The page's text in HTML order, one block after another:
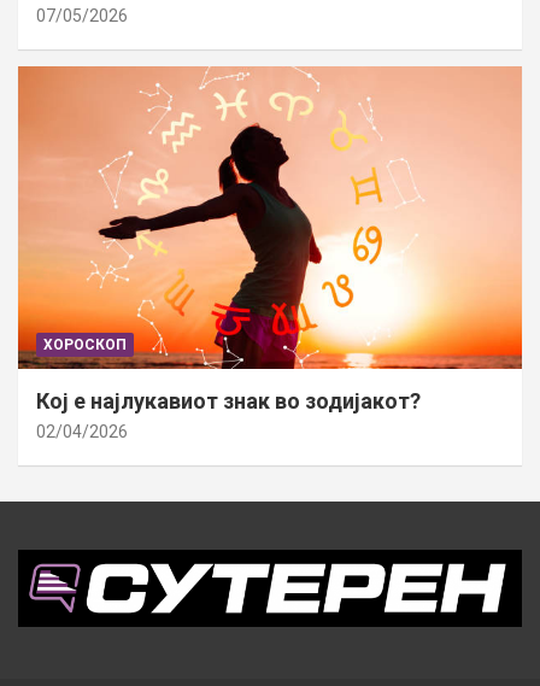
07/05/2026
ХОРОСКОП
Кој е најлукавиот знак во зодијакот?
02/04/2026